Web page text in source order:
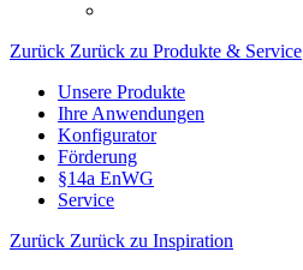
Zurück Zurück zu Produkte & Service
Unsere Produkte
Ihre Anwendungen
Konfigurator
Förderung
§14a EnWG
Service
Zurück Zurück zu Inspiration